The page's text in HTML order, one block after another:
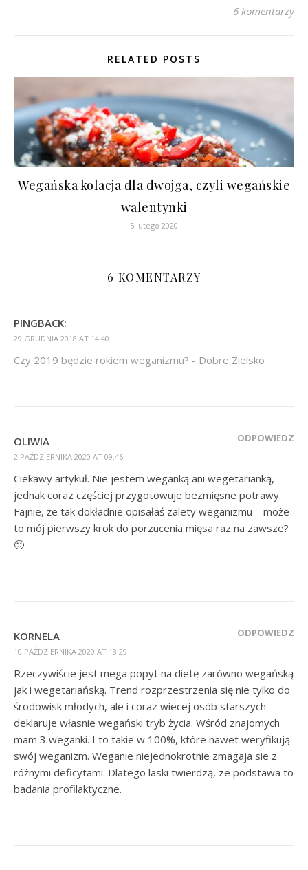
6 komentarzy
RELATED POSTS
Wegańska kolacja dla dwojga, czyli wegańskie
walentynki
5 lutego 2020
6 KOMENTARZY
PINGBACK:
29 GRUDNIA 2018 AT 14:40
Czy 2019 będzie rokiem weganizmu? - Dobre Zielsko
OLIWIA
2 PAŹDZIERNIKA 2020 AT 09:46
ODPOWIEDZ
Ciekawy artykuł. Nie jestem weganką ani wegetarianką,
jednak coraz częściej przygotowuje bezmięsne potrawy.
Fajnie, że tak dokładnie opisałaś zalety weganizmu – może
to mój pierwszy krok do porzucenia mięsa raz na zawsze?
🙂
KORNELA
10 PAŹDZIERNIKA 2020 AT 13:29
ODPOWIEDZ
Rzeczywiście jest mega popyt na dietę zarówno wegańską
jak i wegetariańską. Trend rozprzestrzenia się nie tylko do
środowisk młodych, ale i coraz wiecej osób starszych
deklaruje własnie wegański tryb życia. Wśród znajomych
mam 3 weganki. I to takie w 100%, które nawet weryfikują
swój weganizm. Weganie niejednokrotnie zmagaja sie z
różnymi deficytami. Dlatego laski twierdzą, ze podstawa to
badania profilaktyczne.